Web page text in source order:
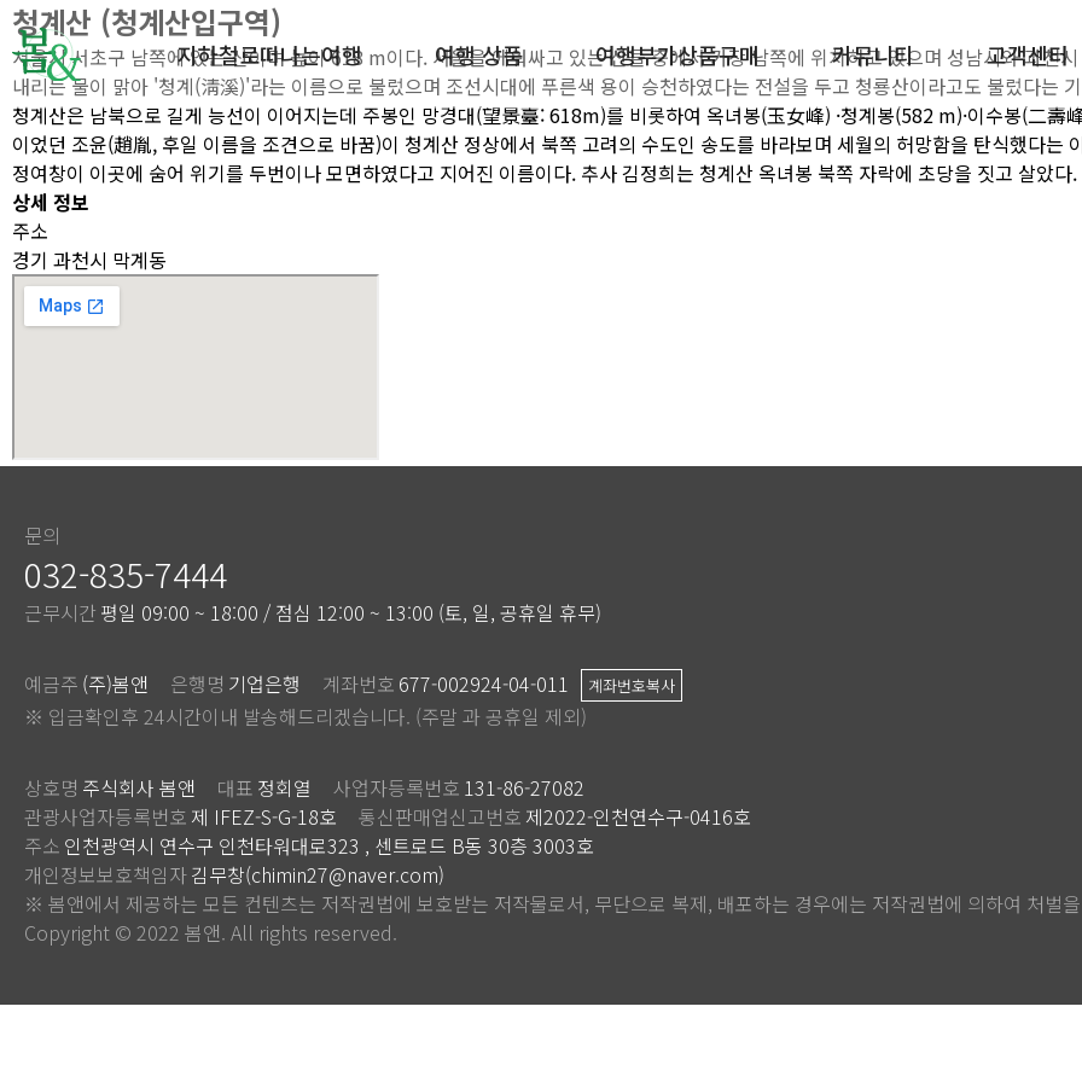
지하철로떠나는여행 여행 상품
여행상품1
여행상품2
여행부가상품구매
화장품 / 미용
홍삼 / 건강식품
커뮤니티
공지 / 이벤트
고객센터
문의하기
자주 묻는 질문
청계산 (청계산입구역)
서울시 서초구 남쪽에 있는 산이며 높이 618 m이다. 서울을 에워싸고 있는 산들 중에서 가장 남쪽에 위치하고 있으며 성남시와 과천
내리는 물이 맑아 '청계(淸溪)'라는 이름으로 불렀으며 조선시대에 푸른색 용이 승천하였다는 전설을 두고 청룡산이라고도 불렀다는
청계산은 남북으로 길게 능선이 이어지는데 주봉인 망경대(望景臺: 618m)를 비롯하여 옥녀봉(玉女峰) ·청계봉(582 m)·이수봉(二壽
이었던 조윤(趙胤, 후일 이름을 조견으로 바꿈)이 청계산 정상에서 북쪽 고려의 수도인 송도를 바라보며 세월의 허망함을 탄식했다
정여창이 이곳에 숨어 위기를 두번이나 모면하였다고 지어진 이름이다. 추사 김정희는 청계산 옥녀봉 북쪽 자락에 초당을 짓고 살았다.
상세 정보
주소
경기 과천시 막계동
문의
032-835-7444
근무시간 평일 09:00 ~ 18:00 / 점심 12:00 ~ 13:00 (토, 일, 공휴일 휴무)
예금주 (주)봄앤 은행명 기업은행 계좌번호 677-002924-04-011 계좌번호복사
※ 입금확인후 24시간이내 발송해드리겠습니다. (주말 과 공휴일 제외)
상호명 주식회사 봄앤 대표 정회열 사업자등록번호 131-86-27082
관광사업자등록번호 제 IFEZ-S-G-18호 통신판매업신고번호 제2022-인천연수구-0416호
주소 인천광역시 연수구 인천타워대로323 , 센트로드 B동 30층 3003호
개인정보보호책임자김무창(chimin27@naver.com)
※ 봄앤에서 제공하는 모든 컨텐츠는 저작권법에 보호받는 저작물로서, 무단으로 복제, 배포하는 경우에는 저작권법에 의하여 처벌
Copyright © 2022 봄앤. All rights reserved.